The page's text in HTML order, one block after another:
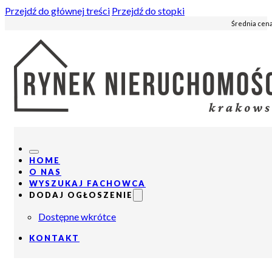
Przejdź do głównej treści Przejdź do stopki
Średnia
HOME
O NAS
WYSZUKAJ FACHOWCA
DODAJ OGŁOSZENIE
Dostępne wkrótce
KONTAKT